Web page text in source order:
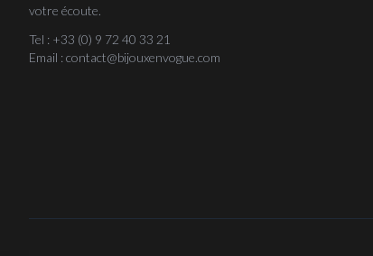
votre écoute.
Tel : +33 (0) 9 72 40 33 21
Email : contact@bijouxenvogue.com